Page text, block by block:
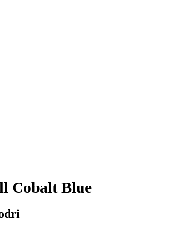
Cobalt Blue